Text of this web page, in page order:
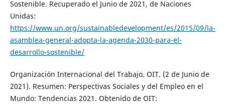
Sostenible. Recuperado el Junio de 2021, de Naciones
Unidas:
https://www.un.org/sustainabledevelopment/es/2015/09/la-
asamblea-general-adopta-la-agenda-2030-para-el-
desarrollo-sostenible/
Organización Internacional del Trabajo. OIT. (2 de Junio de
2021). Resumen: Perspectivas Sociales y del Empleo en el
Mundo: Tendencias 2021. Obtenido de OIT: